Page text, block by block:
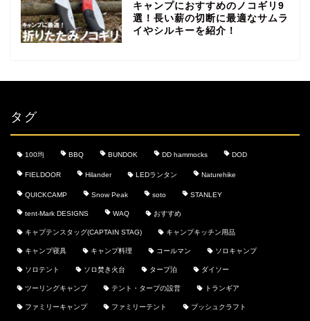
キャンプにおすすめのノコギリ9
選！長い薪の切断に最適なサムラ
イやシルキーを紹介！
タグ
100均 BBQ BUNDOK DD hammocks DOD
FIELDOOR Hilander LEDランタン Naturehike
QUICKCAMP Snow Peak soto STANLEY
tent-Mark DESIGNS WAQ おすすめ
キャプテンスタッグ(CAPTAIN STAG) キャンプキッチン用品
キャンプ寝具 キャンプ料理 コールマン ソロキャンプ
ソロテント ソロ焚き火台 タープ泊 ダイソー
ツーリングキャンプ テント・タープの設営 トランギア
ファミリーキャンプ ファミリーテント ブッシュクラフト